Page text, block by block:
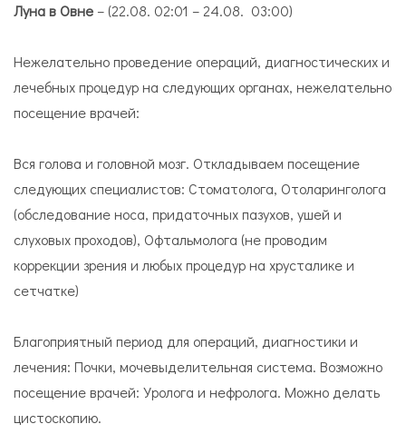
Луна в Овне – (22.08. 02:01 – 24.08. 03:00)
Нежелательно проведение операций, диагностических и
лечебных процедур на следующих органах, нежелательно
посещение врачей:
Вся голова и головной мозг. Откладываем посещение
следующих специалистов: Стоматолога, Отоларинголога
(обследование носа, придаточных пазухов, ушей и
слуховых проходов), Офтальмолога (не проводим
коррекции зрения и любых процедур на хрусталике и
сетчатке)
Благоприятный период для операций, диагностики и
лечения: Почки, мочевыделительная система. Возможно
посещение врачей: Уролога и нефролога. Можно делать
цистоскопию.